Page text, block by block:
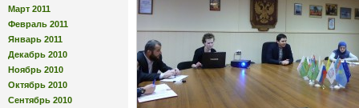
Март 2011
Февраль 2011
Январь 2011
Декабрь 2010
Ноябрь 2010
Октябрь 2010
Сентябрь 2010